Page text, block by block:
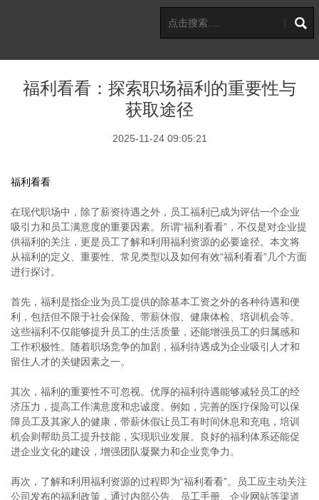
福利看看：探索职场福利的重要性与
获取途径
2025-11-24 09:05:21
福利看看
在现代职场中，除了薪资待遇之外，员工福利已成为评估一个企业
吸引力和员工满意度的重要因素。所谓“福利看看”，不仅是对企业提
供福利的关注，更是员工了解和利用福利资源的必要途径。本文将
从福利的定义、重要性、常见类型以及如何有效“福利看看”几个方面
进行探讨。
首先，福利是指企业为员工提供的除基本工资之外的各种待遇和便
利，包括但不限于社会保险、带薪休假、健康体检、培训机会等。
这些福利不仅能够提升员工的生活质量，还能增强员工的归属感和
工作积极性。随着职场竞争的加剧，福利待遇成为企业吸引人才和
留住人才的关键因素之一。
其次，福利的重要性不可忽视。优厚的福利待遇能够减轻员工的经
济压力，提高工作满意度和忠诚度。例如，完善的医疗保险可以保
障员工及其家人的健康，带薪休假让员工有时间休息和充电，培训
机会则帮助员工提升技能，实现职业发展。良好的福利体系还能促
进企业文化的建设，增强团队凝聚力和企业竞争力。
再次，了解和利用福利资源的过程即为“福利看看”。员工应主动关注
公司发布的福利政策，通过内部公告、员工手册、企业网站等渠道